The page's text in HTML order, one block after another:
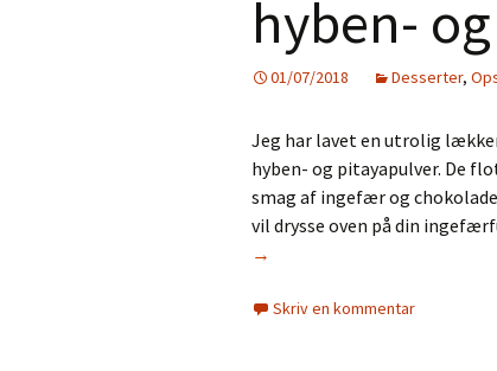
hyben-
01/07/2018 Desserter,
Jeg har lavet en utrolig
hyben- og pitayapulver. De
smag af ingefær og
vil drysse oven på din
→
Skriv en kommentar